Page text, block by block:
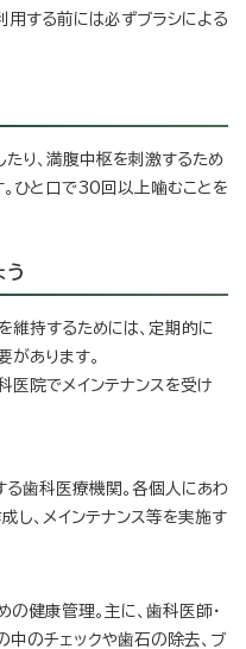
用する前には必ずブラシによる
たり、満腹中枢を刺激するため
ひと口で30回以上噛むことを
う
維持するためには、定期的に
があります。
医院でメインテナンスを受け
る歯科医療機関。各個人にあわ
し、メインテナンス等を実施す
健康管理。主に、歯科医師・
中のチェックや歯石の除去、ブ